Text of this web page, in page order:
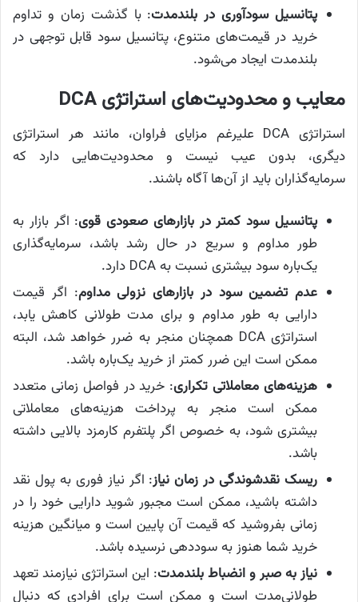
پتانسیل سودآوری در بلندمدت: با گذشت زمان و تداوم
خرید در قیمت‌های متنوع، پتانسیل سود قابل توجهی در
بلندمدت ایجاد می‌شود.
معایب و محدودیت‌های استراتژی DCA
استراتژی DCA علیرغم مزایای فراوان، مانند هر استراتژی
دیگری، بدون عیب نیست و محدودیت‌هایی دارد که
سرمایه‌گذاران باید از آن‌ها آگاه باشند.
پتانسیل سود کمتر در بازارهای صعودی قوی: اگر بازار به
طور مداوم و سریع در حال رشد باشد، سرمایه‌گذاری
یک‌باره سود بیشتری نسبت به DCA دارد.
عدم تضمین سود در بازارهای نزولی مداوم: اگر قیمت
دارایی به طور مداوم و برای مدت طولانی کاهش یابد،
استراتژی DCA همچنان منجر به ضرر خواهد شد، البته
ممکن است این ضرر کمتر از خرید یک‌باره باشد.
هزینه‌های معاملاتی تکراری: خرید در فواصل زمانی متعدد
ممکن است منجر به پرداخت هزینه‌های معاملاتی
بیشتری شود، به خصوص اگر پلتفرم کارمزد بالایی داشته
باشد.
ریسک نقدشوندگی در زمان نیاز: اگر نیاز فوری به پول نقد
داشته باشید، ممکن است مجبور شوید دارایی خود را در
زمانی بفروشید که قیمت آن پایین است و میانگین هزینه
خرید شما هنوز به سوددهی نرسیده باشد.
نیاز به صبر و انضباط بلندمدت: این استراتژی نیازمند تعهد
طولانی‌مدت است و ممکن است برای افرادی که دنبال